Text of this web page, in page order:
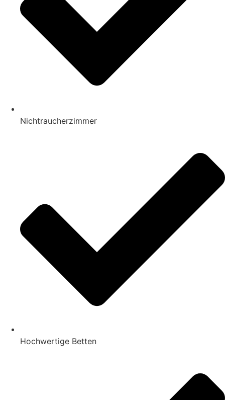
Nichtraucherzimmer
Hochwertige Betten